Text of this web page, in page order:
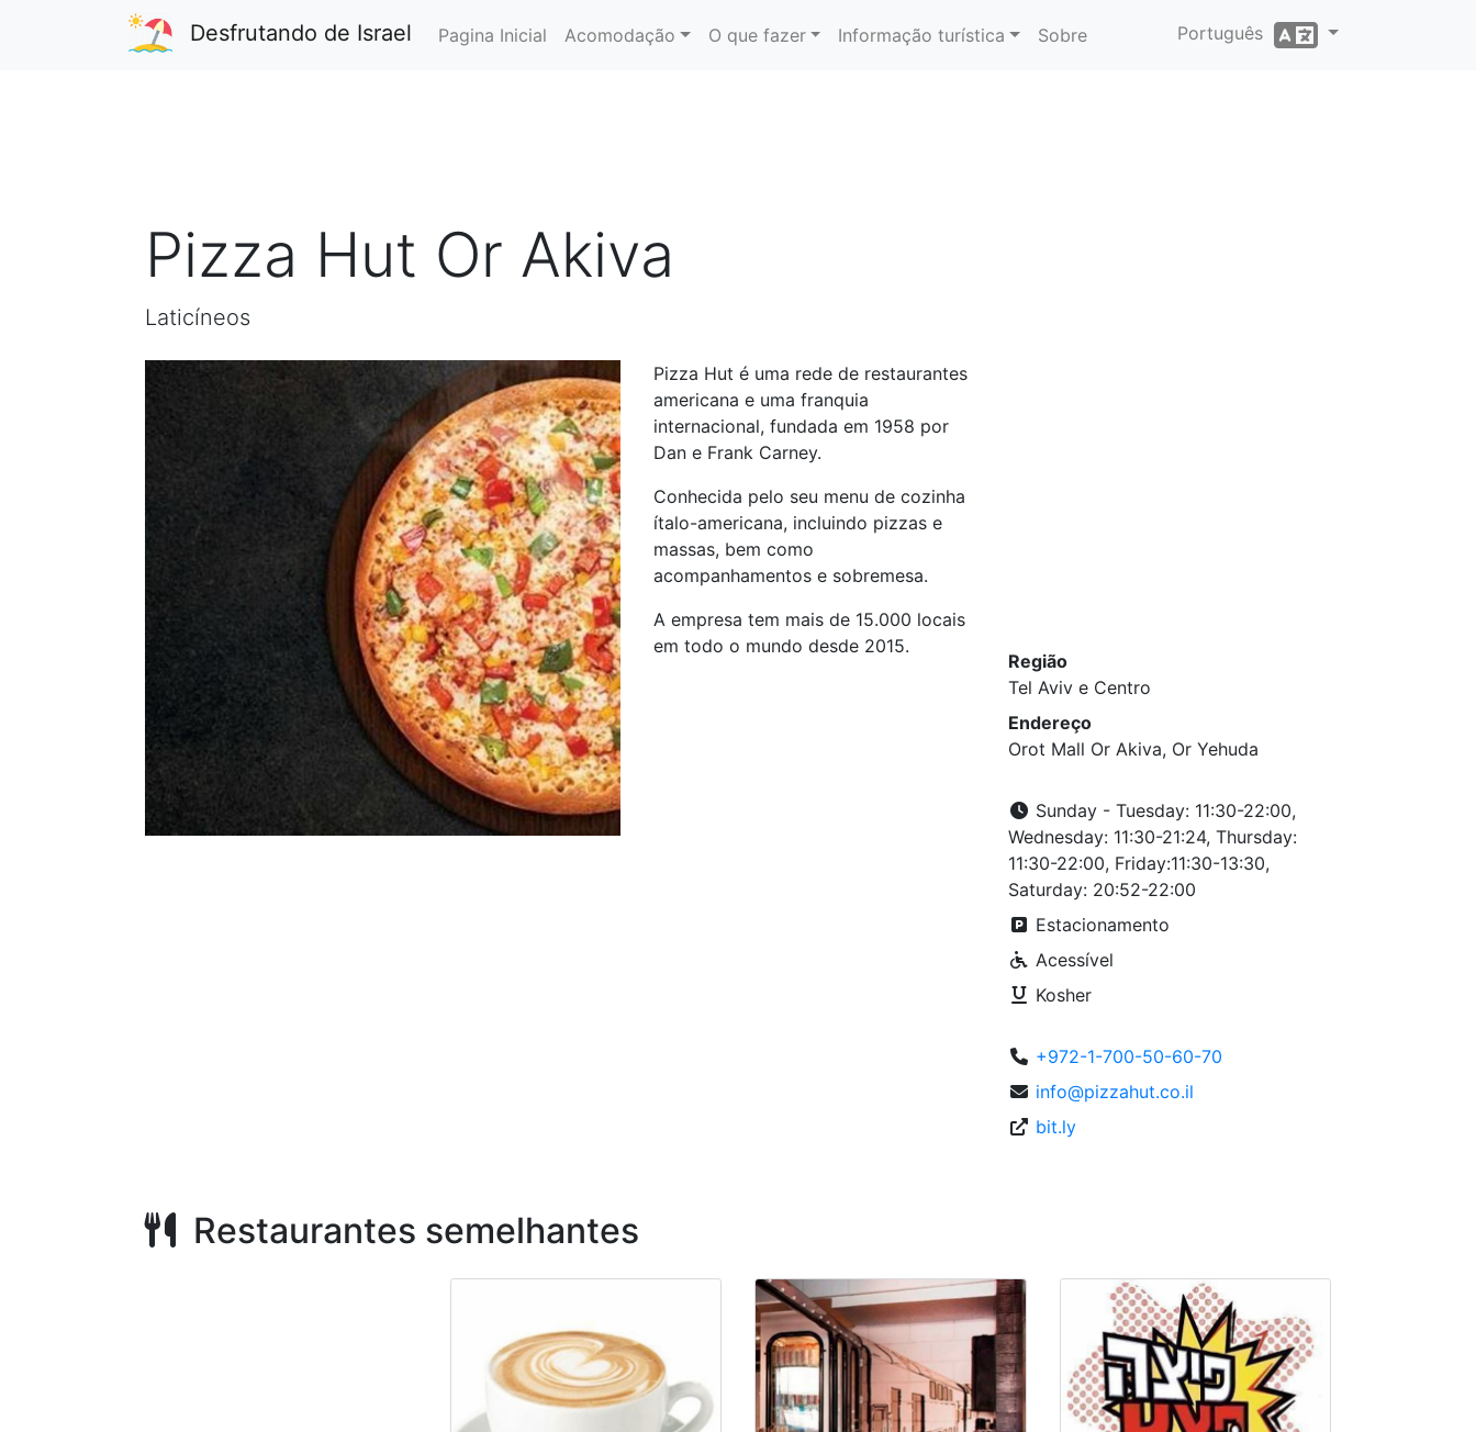
Desfrutando de Israel Pagina Inicial Acomodação O que fazer Informação turística Sobre Português
Pizza Hut Or Akiva
Laticíneos
Pizza Hut é uma rede de restaurantes
americana e uma franquia
internacional, fundada em 1958 por
Dan e Frank Carney.
Conhecida pelo seu menu de cozinha
ítalo-americana, incluindo pizzas e
massas, bem como
acompanhamentos e sobremesa.
A empresa tem mais de 15.000 locais
em todo o mundo desde 2015.
Região
Tel Aviv e Centro
Endereço
Orot Mall Or Akiva, Or Yehuda
Sunday - Tuesday: 11:30-22:00,
Wednesday: 11:30-21:24, Thursday:
11:30-22:00, Friday:11:30-13:30,
Saturday: 20:52-22:00
Estacionamento
Acessível
Kosher
+972-1-700-50-60-70
info@pizzahut.co.il
bit.ly
Restaurantes semelhantes